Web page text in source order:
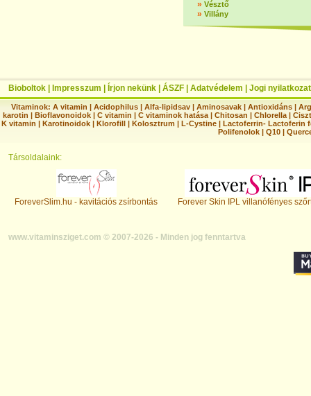
» Vésztő
» Villány
Bioboltok Impresszum Írjon nekünk ÁSZF Adatvédelem Jogi nyilatkozat
Vitaminok: A vitamin |Acidophilus |Alfa-lipidsav |Aminosavak |Antioxidáns |
karotin | Bioflavonoidok | C vitamin | C vitaminok hatása | Chitosan | Chlorella |
K vitamin | Karotinoidok | Klorofill | Kolosztrum | L-Cystine | Lactoferrin- Lactoferin
Polifenolok |Q10 |
Társoldalaink:
ForeverSlim.hu - kavitációs zsírbontás Forever Skin IPL villanófényes
www.vitaminsziget.com © 2007-2026 - Minden jog fenntartva